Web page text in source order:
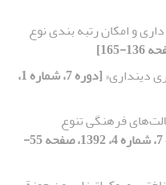
و امکان رتبه بندی نوع
دینداری«
[دوره 7، شماره 1،
فرهنگی تنوع
[دوره 7، شماره 4، 1392، صفحه 55-